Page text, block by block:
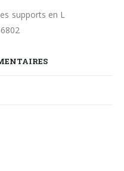
supports en L